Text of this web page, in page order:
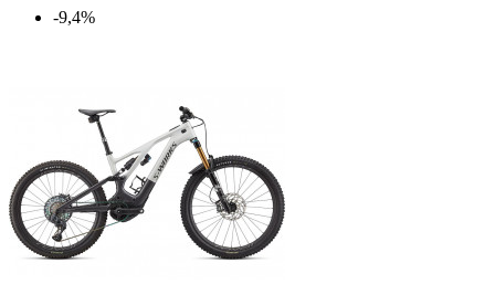
-9,4%